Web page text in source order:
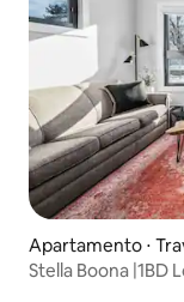
Apartamento ⋅
Stella Boona |1BD